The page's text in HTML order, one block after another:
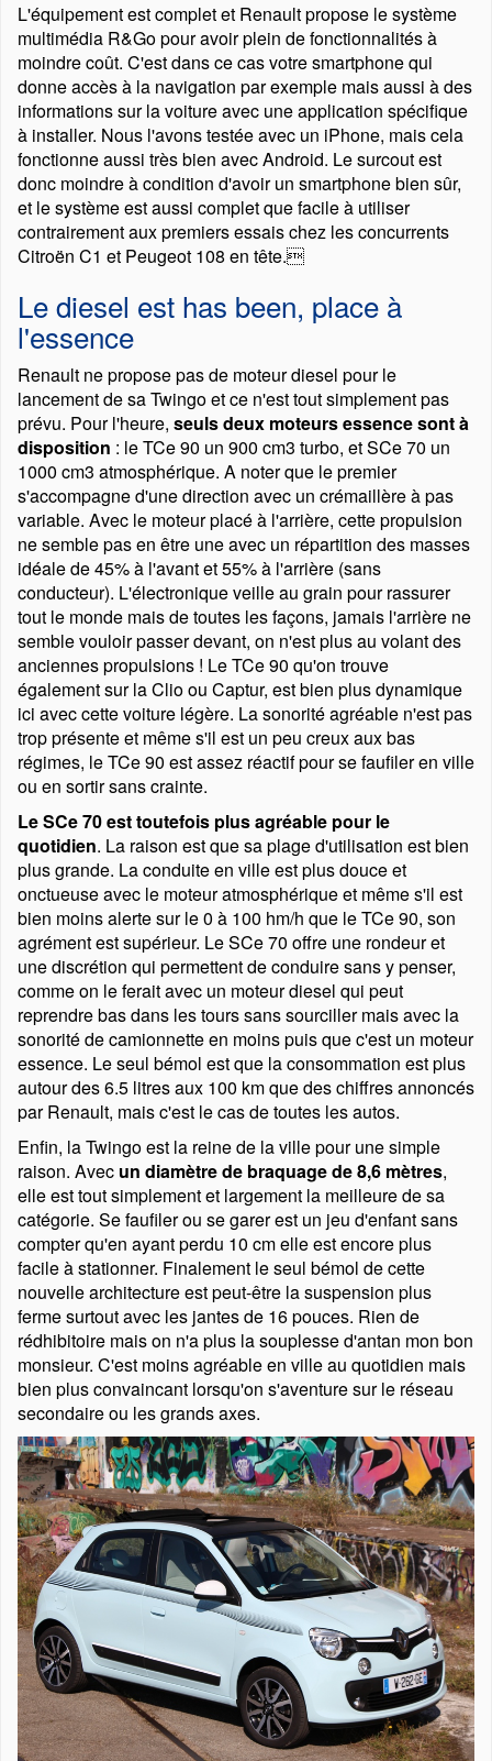
L'équipement est complet et Renault propose le système
multimédia R&Go pour avoir plein de fonctionnalités à
moindre coût. C'est dans ce cas votre smartphone qui
donne accès à la navigation par exemple mais aussi à des
informations sur la voiture avec une application spécifique
à installer. Nous l'avons testée avec un iPhone, mais cela
fonctionne aussi très bien avec Android. Le surcout est
donc moindre à condition d'avoir un smartphone bien sûr,
et le système est aussi complet que facile à utiliser
contrairement aux premiers essais chez les concurrents
Citroën C1 et Peugeot 108 en tête.
Le diesel est has been, place à
l'essence
Renault ne propose pas de moteur diesel pour le
lancement de sa Twingo et ce n'est tout simplement pas
prévu. Pour l'heure, seuls deux moteurs essence sont à
disposition : le TCe 90 un 900 cm3 turbo, et SCe 70 un
1000 cm3 atmosphérique. A noter que le premier
s'accompagne d'une direction avec un crémaillère à pas
variable. Avec le moteur placé à l'arrière, cette propulsion
ne semble pas en être une avec un répartition des masses
idéale de 45% à l'avant et 55% à l'arrière (sans
conducteur). L'électronique veille au grain pour rassurer
tout le monde mais de toutes les façons, jamais l'arrière ne
semble vouloir passer devant, on n'est plus au volant des
anciennes propulsions ! Le TCe 90 qu'on trouve
également sur la Clio ou Captur, est bien plus dynamique
ici avec cette voiture légère. La sonorité agréable n'est pas
trop présente et même s'il est un peu creux aux bas
régimes, le TCe 90 est assez réactif pour se faufiler en ville
ou en sortir sans crainte.
Le SCe 70 est toutefois plus agréable pour le
quotidien. La raison est que sa plage d'utilisation est bien
plus grande. La conduite en ville est plus douce et
onctueuse avec le moteur atmosphérique et même s'il est
bien moins alerte sur le 0 à 100 hm/h que le TCe 90, son
agrément est supérieur. Le SCe 70 offre une rondeur et
une discrétion qui permettent de conduire sans y penser,
comme on le ferait avec un moteur diesel qui peut
reprendre bas dans les tours sans sourciller mais avec la
sonorité de camionnette en moins puis que c'est un moteur
essence. Le seul bémol est que la consommation est plus
autour des 6.5 litres aux 100 km que des chiffres annoncés
par Renault, mais c'est le cas de toutes les autos.
Enfin, la Twingo est la reine de la ville pour une simple
raison. Avec un diamètre de braquage de 8,6 mètres,
elle est tout simplement et largement la meilleure de sa
catégorie. Se faufiler ou se garer est un jeu d'enfant sans
compter qu'en ayant perdu 10 cm elle est encore plus
facile à stationner. Finalement le seul bémol de cette
nouvelle architecture est peut-être la suspension plus
ferme surtout avec les jantes de 16 pouces. Rien de
rédhibitoire mais on n'a plus la souplesse d'antan mon bon
monsieur. C'est moins agréable en ville au quotidien mais
bien plus convaincant lorsqu'on s'aventure sur le réseau
secondaire ou les grands axes.